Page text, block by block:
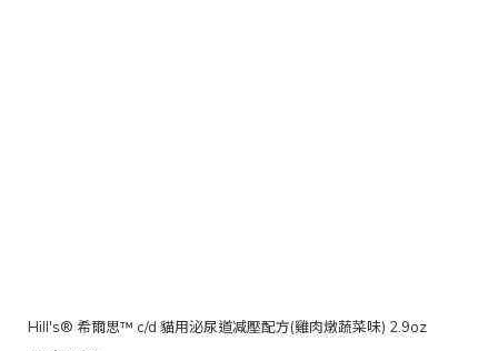
Hill's® 希爾思™ c/d 貓用泌尿道减壓配方(雞肉燉蔬菜味) 2.9oz